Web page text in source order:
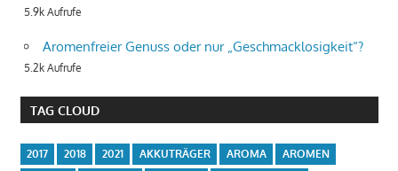
5.9k Aufrufe
Aromenfreier Genuss oder nur „Geschmacklosigkeit“?
5.2k Aufrufe
TAG CLOUD
2017 2018 2021 AKKUTRÄGER AROMA
AROMEN